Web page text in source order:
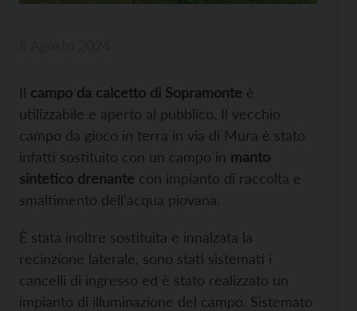
Il campo da calcetto di Sopramonte è
utilizzabile e aperto al pubblico. Il vecchio
campo da gioco in terra in via di Mura è stato
infatti sostituito con un campo in manto
sintetico drenante con impianto di raccolta e
smaltimento dell’acqua piovana.
È stata inoltre sostituita e innalzata la
recinzione laterale, sono stati sistemati i
cancelli di ingresso ed è stato realizzato un
impianto di illuminazione del campo. Sistemato